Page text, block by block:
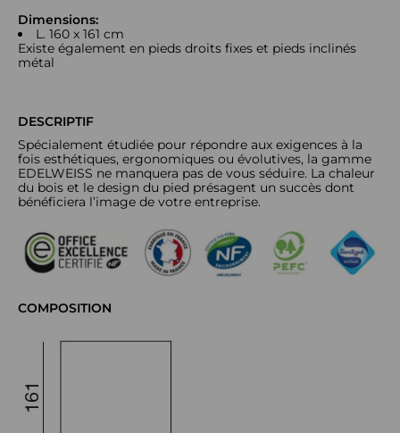
Dimensions:
L. 160 x 161 cm
Existe également en pieds droits fixes et pieds inclinés
métal
DESCRIPTIF
Spécialement étudiée pour répondre aux exigences à la
fois esthétiques, ergonomiques ou évolutives, la gamme
EDELWEISS ne manquera pas de vous séduire. La chaleur
du bois et le design du pied présagent un succès dont
bénéficiera l’image de votre entreprise.
COMPOSITION